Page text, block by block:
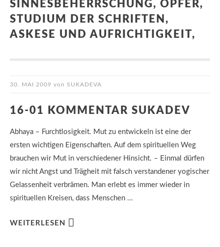
SINNESBEHERRSCHUNG, OPFER,
STUDIUM DER SCHRIFTEN,
ASKESE UND AUFRICHTIGKEIT,
30. MAI 2009 von SUKADEVA
16-01 KOMMENTAR SUKADEV
Abhaya – Furchtlosigkeit. Mut zu entwickeln ist eine der
ersten wichtigen Eigenschaften. Auf dem spirituellen Weg
brauchen wir Mut in verschiedener Hinsicht. – Einmal dürfen
wir nicht Angst und Trägheit mit falsch verstandener yogischer
Gelassenheit verbrämen. Man erlebt es immer wieder in
spirituellen Kreisen, dass Menschen …
WEITERLESEN